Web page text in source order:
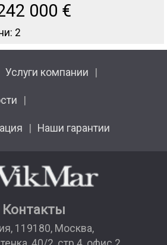
000 €
2
Услуги компании
Наши гарантии
Контакты
, 119180, Москва,